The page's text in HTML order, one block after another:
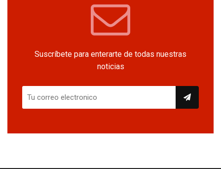
Suscríbete para enterarte de todas nuestras
noticias